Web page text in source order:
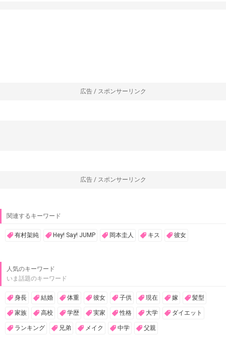
広告 / スポンサーリンク
広告 / スポンサーリンク
関連するキーワード
有村架純 Hey! Say! JUMP 岡本圭人 キス 彼女
人気のキーワード
いま話題のキーワード
身長 結婚 体重 彼女 子供 現在 嫁 髪型
家族 高校 学歴 実家 性格 大学 ダイエット
ランキング 兄弟 メイク 中学 父親